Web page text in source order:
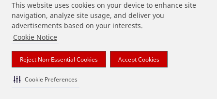
This website uses cookies on your device to enhance site
navigation, analyze site usage, and deliver you
advertisements based on your interests.
Cookie Notice
Reject Non-Essential Cookies Accept Cookies
Cookie Preferences